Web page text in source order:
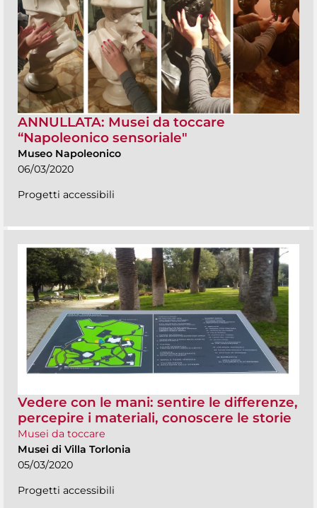
ANNULLATA: Musei da toccare
“Napoleonico sensoriale"
Museo Napoleonico
06/03/2020
Progetti accessibili
Vedere con le mani: sentire le differenze,
percepire i materiali, conoscere le storie
Musei da toccare
Musei di Villa Torlonia
05/03/2020
Progetti accessibili